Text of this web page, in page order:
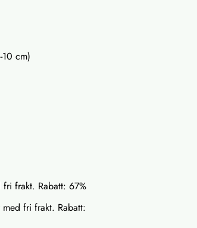
cm)
frakt. Rabatt: 67%
fri frakt. Rabatt: